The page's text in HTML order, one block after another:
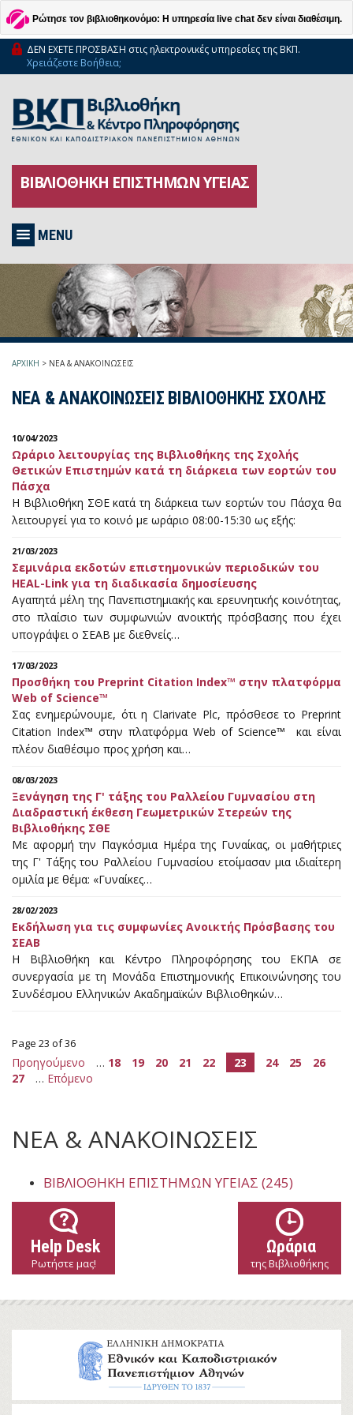
Ρώτησε τον βιβλιοθηκονόμο: Η υπηρεσία live chat δεν είναι διαθέσιμη.
ΔΕΝ ΕΧΕΤΕ ΠΡΟΣΒΑΣΗ στις ηλεκτρονικές υπηρεσίες της ΒΚΠ.
Χρειάζεστε Βοήθεια;
ΒΙΒΛΙΟΘΗΚΗ ΕΠΙΣΤΗΜΩΝ ΥΓΕΙΑΣ
MENU
ΑΡΧΙΚΗ > ΝΕΑ & ΑΝΑΚΟΙΝΩΣΕΙΣ
ΝΕΑ & ΑΝΑΚΟΙΝΩΣΕΙΣ ΒΙΒΛΙΟΘΗΚΗΣ ΣΧΟΛΗΣ
10/04/2023
Ωράριο λειτουργίας της Βιβλιοθήκης της Σχολής
Θετικών Επιστημών κατά τη διάρκεια των εορτών του
Πάσχα
Η Βιβλιοθήκη ΣΘΕ κατά τη διάρκεια των εορτών του Πάσχα θα
λειτουργεί για το κοινό με ωράριο 08:00-15:30 ως εξής:
21/03/2023
Σεμινάρια εκδοτών επιστημονικών περιοδικών του
HEAL-Link για τη διαδικασία δημοσίευσης
Αγαπητά μέλη της Πανεπιστημιακής και ερευνητικής κοινότητας,
στο πλαίσιο των συμφωνιών ανοικτής πρόσβασης που έχει
υπογράψει ο ΣΕΑΒ με διεθνείς…
17/03/2023
Προσθήκη του Preprint Citation Index™ στην πλατφόρμα
Web of Science™
Σας ενημερώνουμε, ότι η Clarivate Plc, πρόσθεσε το Preprint
Citation Index™ στην πλατφόρμα Web of Science™ και είναι
πλέον διαθέσιμο προς χρήση και…
08/03/2023
Ξενάγηση της Γ' τάξης του Ραλλείου Γυμνασίου στη
Διαδραστική έκθεση Γεωμετρικών Στερεών της
Βιβλιοθήκης ΣΘΕ
Με αφορμή την Παγκόσμια Ημέρα της Γυναίκας, οι μαθήτριες
της Γ' Τάξης του Ραλλείου Γυμνασίου ετοίμασαν μια ιδιαίτερη
ομιλία με θέμα: «Γυναίκες…
28/02/2023
Εκδήλωση για τις συμφωνίες Ανοικτής Πρόσβασης του
ΣΕΑΒ
Η Βιβλιοθήκη και Κέντρο Πληροφόρησης του ΕΚΠΑ σε
συνεργασία με τη Μονάδα Επιστημονικής Επικοινώνησης του
Συνδέσμου Ελληνικών Ακαδημαϊκών Βιβλιοθηκών…
Page 23 of 36
Προηγούμενο … 18 19 20 21 22 23 24 25
26
27
… Επόμενο
ΝΕΑ & ΑΝΑΚΟΙΝΩΣΕΙΣ
ΒΙΒΛΙΟΘΉΚΗ ΕΠΙΣΤΗΜΏΝ ΥΓΕΊΑΣ (245)
Help Desk
Ρωτήστε μας!
Ωράρια
της Βιβλιοθήκης